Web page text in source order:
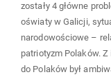
zostały 4 główne
oświaty w Galicji,
narodowościowe –
patriotyzm Polaków.
do Polaków był